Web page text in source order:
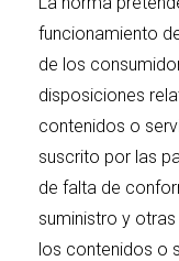
funcionamiento
de los
disposiciones
contenidos o
suscrito por las
de falta de
suministro y
los contenidos o